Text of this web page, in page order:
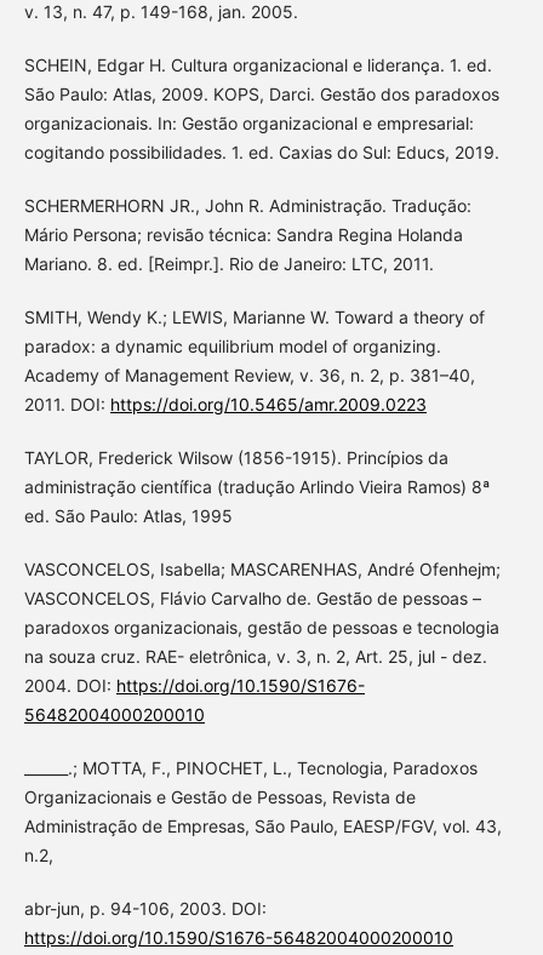
v. 13, n. 47, p. 149-168, jan. 2005.
SCHEIN, Edgar H. Cultura organizacional e liderança. 1. ed.
São Paulo: Atlas, 2009. KOPS, Darci. Gestão dos paradoxos
organizacionais. In: Gestão organizacional e empresarial:
cogitando possibilidades. 1. ed. Caxias do Sul: Educs, 2019.
SCHERMERHORN JR., John R. Administração. Tradução:
Mário Persona; revisão técnica: Sandra Regina Holanda
Mariano. 8. ed. [Reimpr.]. Rio de Janeiro: LTC, 2011.
SMITH, Wendy K.; LEWIS, Marianne W. Toward a theory of
paradox: a dynamic equilibrium model of organizing.
Academy of Management Review, v. 36, n. 2, p. 381–40,
2011. DOI: https://doi.org/10.5465/amr.2009.0223
TAYLOR, Frederick Wilsow (1856-1915). Princípios da
administração científica (tradução Arlindo Vieira Ramos) 8ª
ed. São Paulo: Atlas, 1995
VASCONCELOS, Isabella; MASCARENHAS, André Ofenhejm;
VASCONCELOS, Flávio Carvalho de. Gestão de pessoas –
paradoxos organizacionais, gestão de pessoas e tecnologia
na souza cruz. RAE- eletrônica, v. 3, n. 2, Art. 25, jul - dez.
2004. DOI: https://doi.org/10.1590/S1676-
56482004000200010
______.; MOTTA, F., PINOCHET, L., Tecnologia, Paradoxos
Organizacionais e Gestão de Pessoas, Revista de
Administração de Empresas, São Paulo, EAESP/FGV, vol. 43,
n.2,
abr-jun, p. 94-106, 2003. DOI:
https://doi.org/10.1590/S1676-56482004000200010